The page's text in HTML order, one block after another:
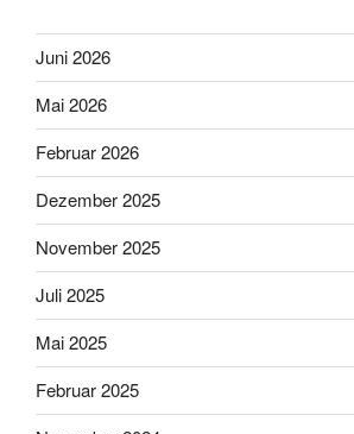
Juni 2026
Mai 2026
Februar 2026
Dezember 2025
November 2025
Juli 2025
Mai 2025
Februar 2025